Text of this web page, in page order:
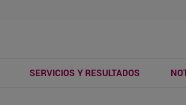
SERVICIOS Y RESULTADOS